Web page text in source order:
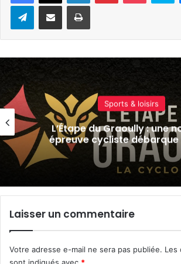
TelegramPartager par e-mail Imprimer
Culture & spectacles
4 soirées concerts prévues à
Moselle du 7 au 28 août
Laisser un commentaire
Votre adresse e-mail ne sera pas publiée. Les